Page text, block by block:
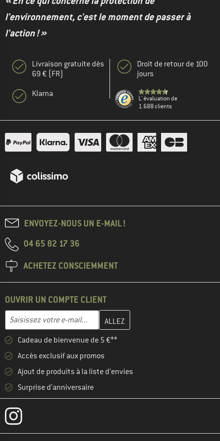
l'environnement, c'est le moment de passer à
l'action ! »
Livraison gratuite dès
69 € (FR)
Klarna
Droit de retour de 100
jours
L' évaluation de
1.688 clients
ENVOYEZ-NOUS UN E-MAIL !
04 65 82 17 36
ACHETEZ CONSCIEMMENT
OUVRIR UN COMPTE CLIENT
Adresse e-mail
Entrez votre adresse e-mail ici et créez votre compte client à la
Cadeau de bienvenue de 5 €**
Accès exclusif aux promos
Ajout de produits à la liste d'envies
Surprise d'anniversaire